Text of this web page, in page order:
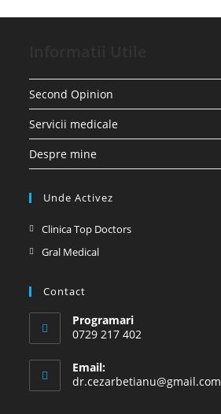
Second Opinion
Servicii medicale
Despre mine
Unde Activez
Clinica Top DoctorsOpens
Gral MedicalOpens
tab
Contact
Programari
0729 217 402
Email:
dr.cezarbetianu@gmail.com